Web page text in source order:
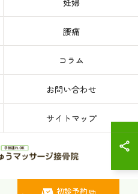
初診予約
妊婦
腰痛
コラム
お問い合わせ
サイトマップ
ら庄内はりきゅうマッサージ接骨院 ALL